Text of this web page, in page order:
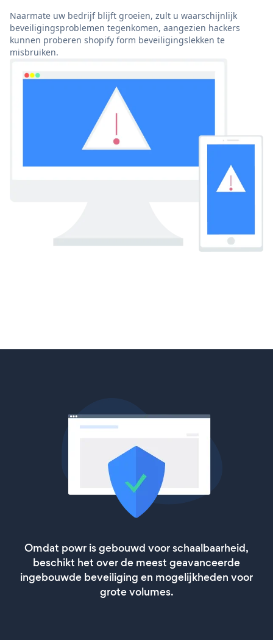
Naarmate uw bedrijf blijft groeien, zult u waarschijnlijk
beveiligingsproblemen tegenkomen, aangezien hackers
kunnen proberen shopify form beveiligingslekken te
misbruiken.
Omdat powr is gebouwd voor schaalbaarheid,
beschikt het over de meest geavanceerde
ingebouwde beveiliging en mogelijkheden voor
grote volumes.